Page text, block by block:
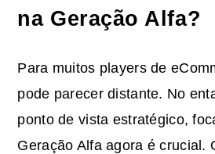
na Geração Alfa?
Para muitos players de
pode parecer distante. No
ponto de vista estratégico,
Geração Alfa agora é crucial.